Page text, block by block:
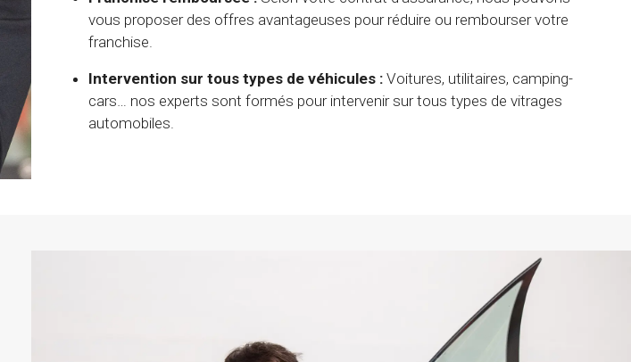
vous proposer des offres avantageuses pour réduire ou rembourser votre
franchise.
Intervention sur tous types de véhicules : Voitures, utilitaires, camping-
cars… nos experts sont formés pour intervenir sur tous types de vitrages
automobiles.